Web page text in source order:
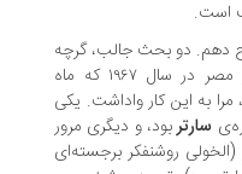
دو بحث جالب، گرچه
شاید دلسردکننده، پیرامون دیدار او از مصر در سال ۱۹۶۷ که ماه
این کار واداشت. یکی
بود، و دیگری مرور
روشنفکر برجسته‌ای